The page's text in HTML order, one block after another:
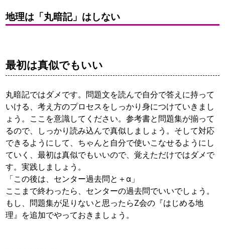
地理は「丸暗記」はしない
最初は真似でもいい
丸暗記ではダメです。問題文を読んで自分で答えに持って
いける、考え方のプロセスをしっかり身につけていきまし
ょう。ここを意識してください。参考書と問題集が揃って
るので、しっかり読み込んで真似しましょう。そして対応
できるようにして、ちゃんと自分で使いこなせるようにし
ていく、最初は真似でもいいので、覚えただけではダメで
す。実践しましょう。
「この後は、センター過去問と＋α」
ここまで終わったら、センターの過去問でいいでしょう。
もし、問題集が足りないと思ったらZ会の『はじめる地
理』を追加でやっておきましょう。